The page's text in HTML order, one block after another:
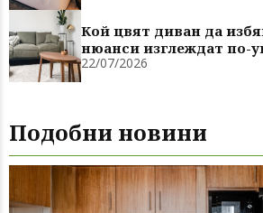
Кой цвят диван да
нюанси изглеждат по-
22/07/2026
Подобни новини